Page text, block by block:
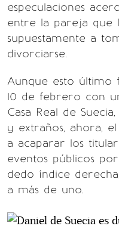
especulaciones
entre la pareja que
supuestamente a
divorciarse.
Aunque esto último
10 de febrero con
Casa Real de
y extraños, ahora,
a acaparar los
eventos públicos
dedo índice
a más de uno.